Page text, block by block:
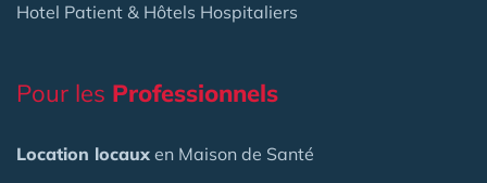
Hotel Patient & Hôtels Hospitaliers
Pour les Professionnels
Location locaux en Maison de Santé